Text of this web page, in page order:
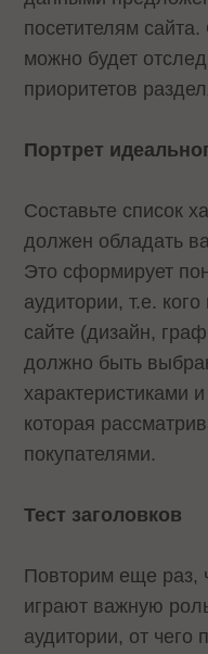
посетителям
можно будет
приоритетов
Портрет
Составьте список
должен обладать
Это сформирует
аудитории, т.е.
сайте (дизайн,
должно быть
характеристиками
которая
покупателями.
Тест заголовков
Повторим еще раз,
играют важную
аудитории, от чего